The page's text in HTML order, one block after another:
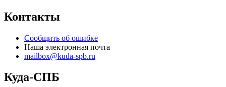
Контакты
Сообщить об ошибке
Наша электронная почта
mailbox@kuda-spb.ru
Куда-СПБ